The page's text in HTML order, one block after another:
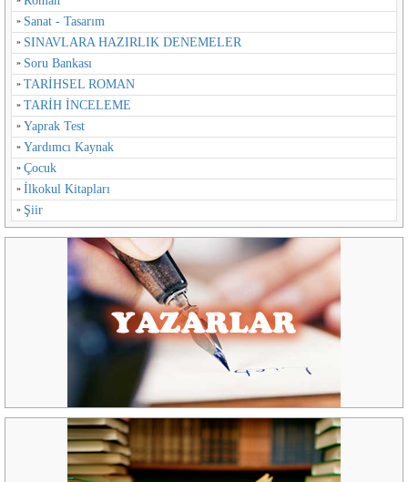
Sanat - Tasarım
SINAVLARA HAZIRLIK DENEMELER
Soru Bankası
TARİHSEL ROMAN
TARİH İNCELEME
Yaprak Test
Yardımcı Kaynak
Çocuk
İlkokul Kitapları
Şiir